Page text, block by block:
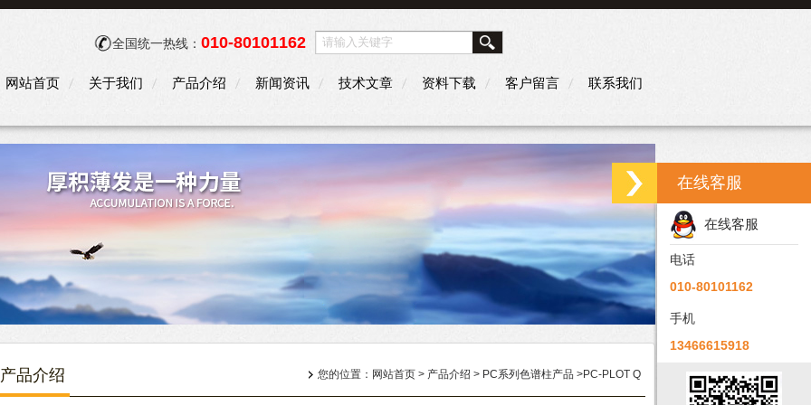
全国统一热线： 010-80101162
网站首页 关于我们 产品介绍 新闻资讯 技术文章 资料下载 客户留言 联系我们
产品介绍 您的位置： 网站首页 > 产品介绍 > PC系列色谱柱产品 >PC-PLOT Q
在线客服
在线客服
电话
010-80101162
手机
13466615918